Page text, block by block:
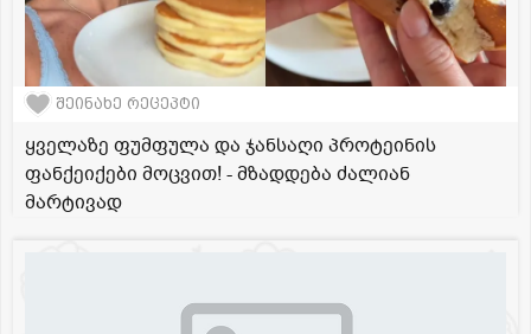
შეინახე რეცეპტი
ყველაზე ფუმფულა და ჯანსაღი პროტეინის
ფანქეიქები მოცვით! - მზადდება ძალიან
მარტივად